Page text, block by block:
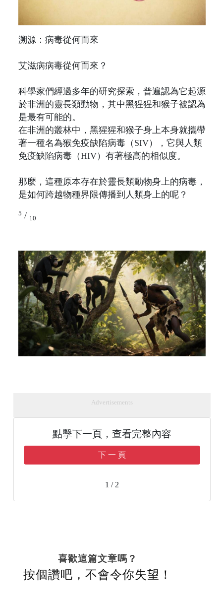
溯源：病毒從何而來
艾滋病病毒從何而來？
科學家們經過多年的研究探索，普遍認為它起源
於非洲的靈長類動物，其中黑猩猩和猴子被認為
是最有可能的。
在非洲的叢林中，黑猩猩和猴子身上本身就攜帶
著一種名為猴免疫缺陷病毒（SIV），它與人類
免疫缺陷病毒（HIV）有著極高的相似度。
那麼，這種原本存在於靈長類動物身上的病毒，
是如何跨越物種界限傳播到人類身上的呢？
5 / 10
Advertisements
點擊下一頁，查看完整內容
下 一 頁
1 / 2
喜歡這篇文章嗎？
按個讚吧，不會令你失望！